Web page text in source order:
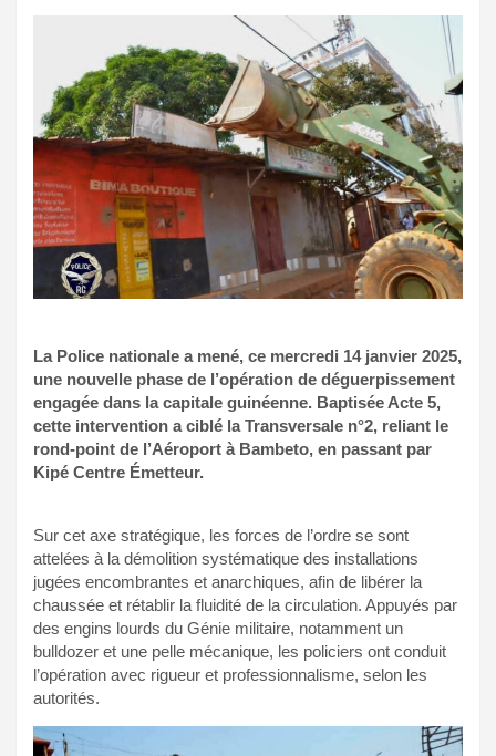
La Police nationale a mené, ce mercredi 14 janvier 2025,
une nouvelle phase de l’opération de déguerpissement
engagée dans la capitale guinéenne. Baptisée Acte 5,
cette intervention a ciblé la Transversale n°2, reliant le
rond-point de l’Aéroport à Bambeto, en passant par
Kipé Centre Émetteur.
Sur cet axe stratégique, les forces de l’ordre se sont
attelées à la démolition systématique des installations
jugées encombrantes et anarchiques, afin de libérer la
chaussée et rétablir la fluidité de la circulation. Appuyés par
des engins lourds du Génie militaire, notamment un
bulldozer et une pelle mécanique, les policiers ont conduit
l’opération avec rigueur et professionnalisme, selon les
autorités.